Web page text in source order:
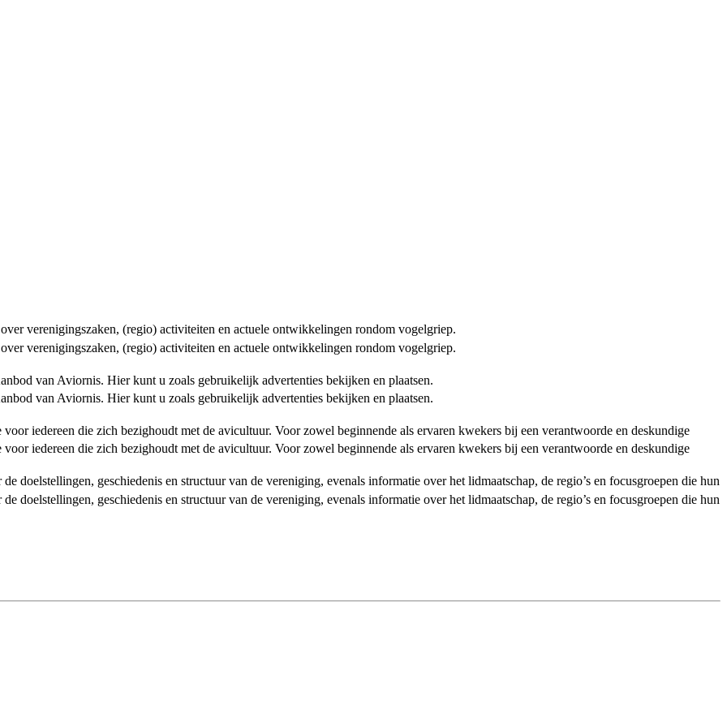
verenigingszaken, (regio) activiteiten en actuele ontwikkelingen rondom vogelgriep.
verenigingszaken, (regio) activiteiten en actuele ontwikkelingen rondom vogelgriep.
van Aviornis. Hier kunt u zoals gebruikelijk advertenties bekijken en plaatsen.
van Aviornis. Hier kunt u zoals gebruikelijk advertenties bekijken en plaatsen.
iedereen die zich bezighoudt met de avicultuur. Voor zowel beginnende als ervaren kwekers bij een verantwoorde en deskundige
iedereen die zich bezighoudt met de avicultuur. Voor zowel beginnende als ervaren kwekers bij een verantwoorde en deskundige
doelstellingen, geschiedenis en structuur van de vereniging, evenals informatie over het lidmaatschap, de regio’s en focusgroepen die hun
doelstellingen, geschiedenis en structuur van de vereniging, evenals informatie over het lidmaatschap, de regio’s en focusgroepen die hun